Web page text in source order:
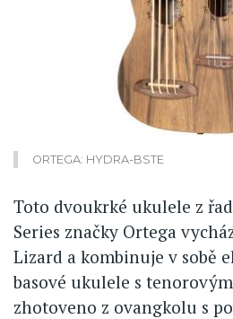
ORTEGA: HYDRA-BSTE
Toto dvoukrké ukulele z
Series značky Ortega
Lizard a kombinuje v sobě
basové ukulele s
zhotoveno z ovangkolu s